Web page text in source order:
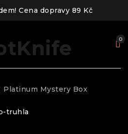
Cena dopravy 89 Kč
0
Platinum Mystery Box